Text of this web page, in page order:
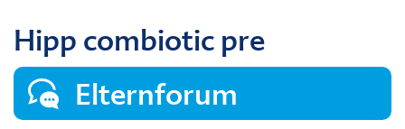
Hipp combiotic pre
Elternforum